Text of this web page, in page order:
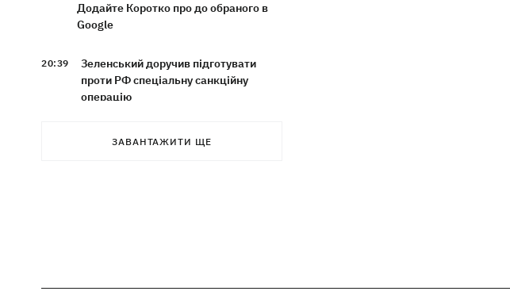
Додайте Коротко про до обраного в
Google
20:39
Зеленський доручив підготувати
проти РФ спеціальну санкційну
операцію
Дрони СБУ вразили два кораблі ФСБ
ЗАВАНТАЖИТИ ЩЕ